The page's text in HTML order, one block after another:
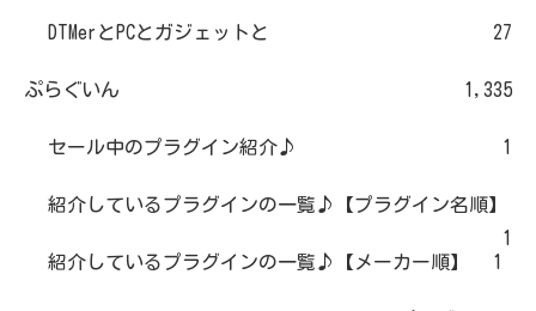
DTMerとPCとガジェットと 27
ぷらぐいん 1,335
セール中のプラグイン紹介♪ 1
紹介しているプラグインの一覧♪【プラグイン名順】
1
紹介しているプラグインの一覧♪【メーカー順】
1